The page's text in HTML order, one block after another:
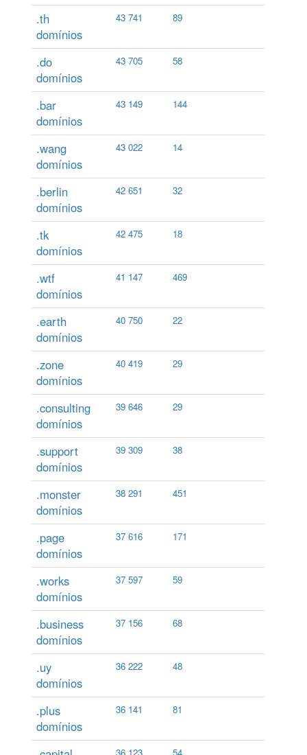
.th
domínios
43 741 89
.do
domínios
43 705 58
.bar
domínios
43 149 144
.wang
domínios
43 022 14
.berlin
domínios
42 651 32
.tk
domínios
42 475 18
.wtf
domínios
41 147 469
.earth
domínios
40 750 22
.zone
domínios
40 419 29
.consulting
domínios
39 646 29
.support
domínios
39 309 38
.monster
domínios
38 291 451
.page
domínios
37 616 171
.works
domínios
37 597 59
.business
domínios
37 156 68
.uy
domínios
36 222 48
.plus
domínios
36 141 81